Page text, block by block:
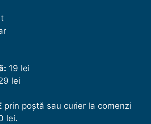
19 lei
lei
prin poștă sau curier la comenzi
lei.